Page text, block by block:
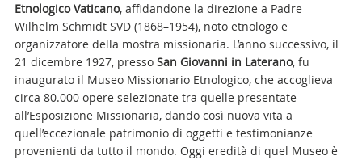
Etnologico Vaticano, affidandone la direzione a Padre
Wilhelm Schmidt SVD (1868–1954), noto etnologo e
organizzatore della mostra missionaria. L’anno successivo, il
21 dicembre 1927, presso San Giovanni in Laterano, fu
inaugurato il Museo Missionario Etnologico, che accoglieva
circa 80.000 opere selezionate tra quelle presentate
all’Esposizione Missionaria, dando così nuova vita a
quell’eccezionale patrimonio di oggetti e testimonianze
provenienti da tutto il mondo. Oggi eredità di quel Museo è